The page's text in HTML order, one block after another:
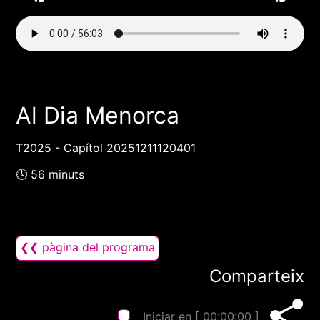
Al Dia Menorca
T2025 - Capítol 20251211120401
🕓 56 minuts
❮❮ pàgina del programa
Comparteix
Iniciar en [ 00:00:00 ]